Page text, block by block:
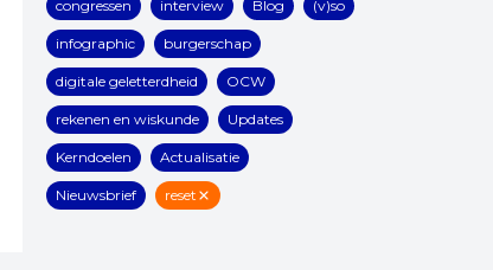
congressen interview Blog (v)so
infographic burgerschap
digitale geletterdheid OCW
rekenen en wiskunde Updates
Kerndoelen Actualisatie
Nieuwsbrief reset